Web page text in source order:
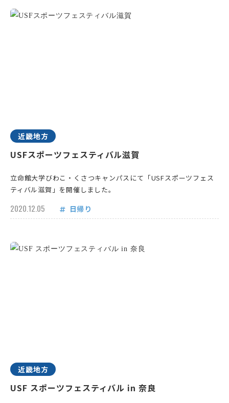
近畿地方
USFスポーツフェスティバル滋賀
立命館大学びわこ・くさつキャンパスにて「USFスポーツフェス
ティバル滋賀」を開催しました。
2020.12.05 日帰り
近畿地方
USF スポーツフェスティバル in 奈良